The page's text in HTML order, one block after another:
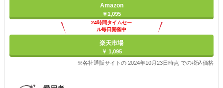
Amazon
￥1,095
24時間タイムセー
ル毎日開催中
楽天市場
￥ 1,095
※各社通販サイトの 2024年10月23日時点 での税込価格